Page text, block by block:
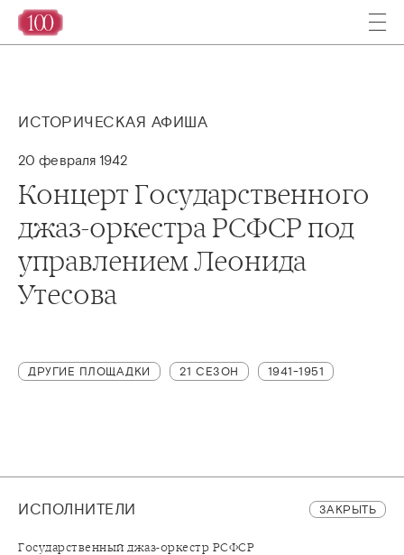
ИСТОРИЧЕСКАЯ АФИША
20 февраля 1942
Концерт Государственного
джаз-оркестра РСФСР под
управлением Леонида
Утесова
ДРУГИЕ ПЛОЩАДКИ 21 СЕЗОН 1941-1951
ИСПОЛНИТЕЛИ ЗАКРЫТЬ
Государственный джаз-оркестр РСФСР